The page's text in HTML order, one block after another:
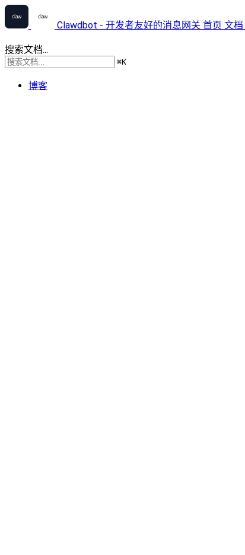
Clawdbot - 开发者友好的消息网关 首页 文档
搜索文档...
⌘K
博客